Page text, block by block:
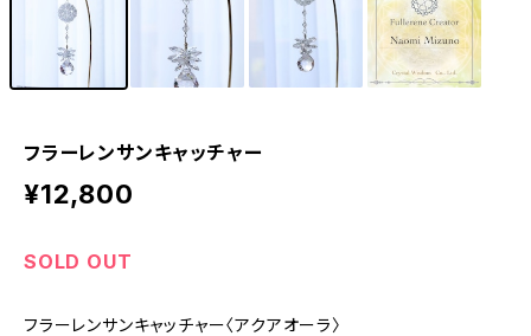
フラーレンサンキャッチャー
¥12,800
SOLD OUT
フラーレンサンキャッチャー〈アクアオーラ〉